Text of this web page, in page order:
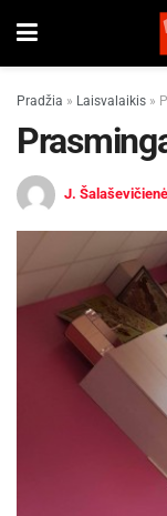
Pradžia » Laisvalaikis »
J. Šalaševičienė